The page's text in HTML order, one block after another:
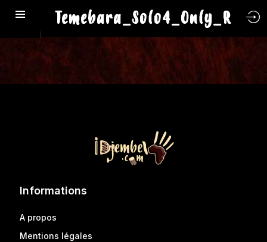
Temebara_Solo4_Only_R
Informations
A propos
Mentions légales